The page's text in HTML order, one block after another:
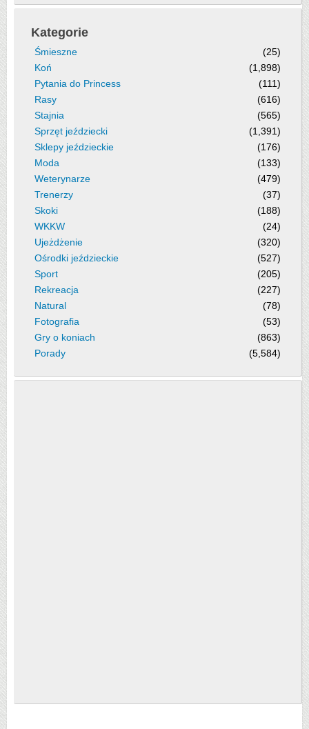
Kategorie
Śmieszne
(25)
Koń
(1,898)
Pytania do Princess
(111)
Rasy
(616)
Stajnia
(565)
Sprzęt jeździecki
(1,391)
Sklepy jeździeckie
(176)
Moda
(133)
Weterynarze
(479)
Trenerzy
(37)
Skoki
(188)
WKKW
(24)
Ujeżdżenie
(320)
Ośrodki jeździeckie
(527)
Sport
(205)
Rekreacja
(227)
Natural
(78)
Fotografia
(53)
Gry o koniach
(863)
Porady
(5,584)